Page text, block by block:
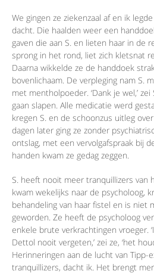
We gingen ze ziekenzaal af en ik
dacht. Die haalden weer een
gaven die aan S. en lieten haar in de
sprong in het rond, liet zich kletsnat
Daarna wikkelde ze de handdoek
bovenlichaam. De verpleging nam S.
met mentholpoeder. ‘Dank je wel,’
gaan slapen. Alle medicatie werd
kregen S. en de schoonzus uitleg
dagen later ging ze zonder
ontslag, met een vervolgafspraak bij
handen kwam ze gedag zeggen.
S. heeft nooit meer tranquillizers van
kwam wekelijks naar de psycholoog,
behandeling van haar fistel en is niet
geworden. Ze heeft de psycholoog
enkele brute verkrachtingen vroeger.
Dettol nooit vergeten,’ zei ze, ‘het
Herinneringen aan de lucht van
tranquillizers, dacht ik. Het brengt